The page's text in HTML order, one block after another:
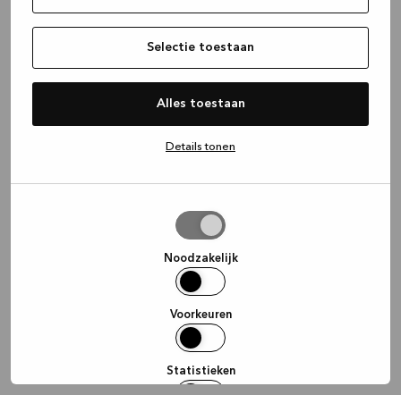
Selectie toestaan
Alles toestaan
Details tonen
Noodzakelijk
Voorkeuren
Statistieken
information).